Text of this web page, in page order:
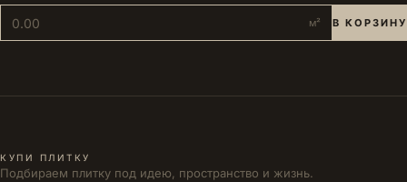
м² В КОРЗИНУ
КУПИ ПЛИТКУ
Подбираем плитку под идею, пространство и жизнь.